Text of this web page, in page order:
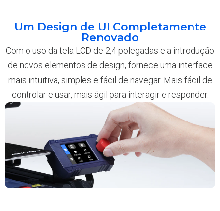
Um Design de UI Completamente
Renovado
Com o uso da tela LCD de 2,4 polegadas e a introdução
de novos elementos de design, fornece uma interface
mais intuitiva, simples e fácil de navegar. Mais fácil de
controlar e usar, mais ágil para interagir e responder.